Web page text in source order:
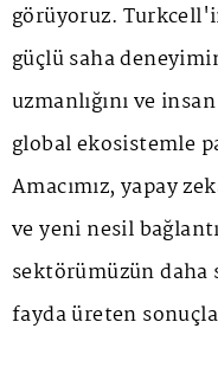
görüyoruz.
güçlü saha
uzmanlığını ve
global ekosistemle
Amacımız, yapay
ve yeni nesil
sektörümüzün
fayda üreten